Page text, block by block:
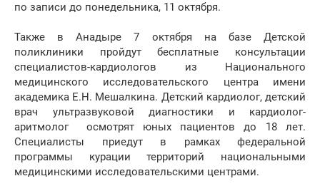
по записи до понедельника, 11 октября.
Также в Анадыре 7 октября на базе Детской
поликлиники пройдут бесплатные консультации
специалистов-кардиологов из Национального
медицинского исследовательского центра имени
академика Е.Н. Мешалкина. Детский кардиолог, детский
врач ультразвуковой диагностики и кардиолог-
аритмолог осмотрят юных пациентов до 18 лет.
Специалисты приедут в рамках федеральной
программы курации территорий национальными
медицинскими исследовательскими центрами.